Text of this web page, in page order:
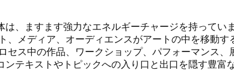
、ますます強力なエネルギーチャージを持ってい
、メディア、オーディエンスがアートの中を移動
セス中の作品、ワークショップ、パフォーマンス
テキストやトピックへの入り口と出口を隠す豊富